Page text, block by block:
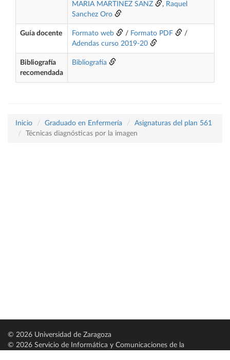
MARIA MARTINEZ SANZ
, Raquel
Sanchez Oro
Guía docente Formato web / Formato PDF
/
Adendas curso 2019-20
Bibliografía
recomendada
Bibliografía
Inicio Graduado en Enfermería
Asignaturas del plan 561
Técnicas diagnósticas por la imagen
© 2026 Universidad de Zaragoza
© 2026 Servicio de Informática y Comunicaciones de la